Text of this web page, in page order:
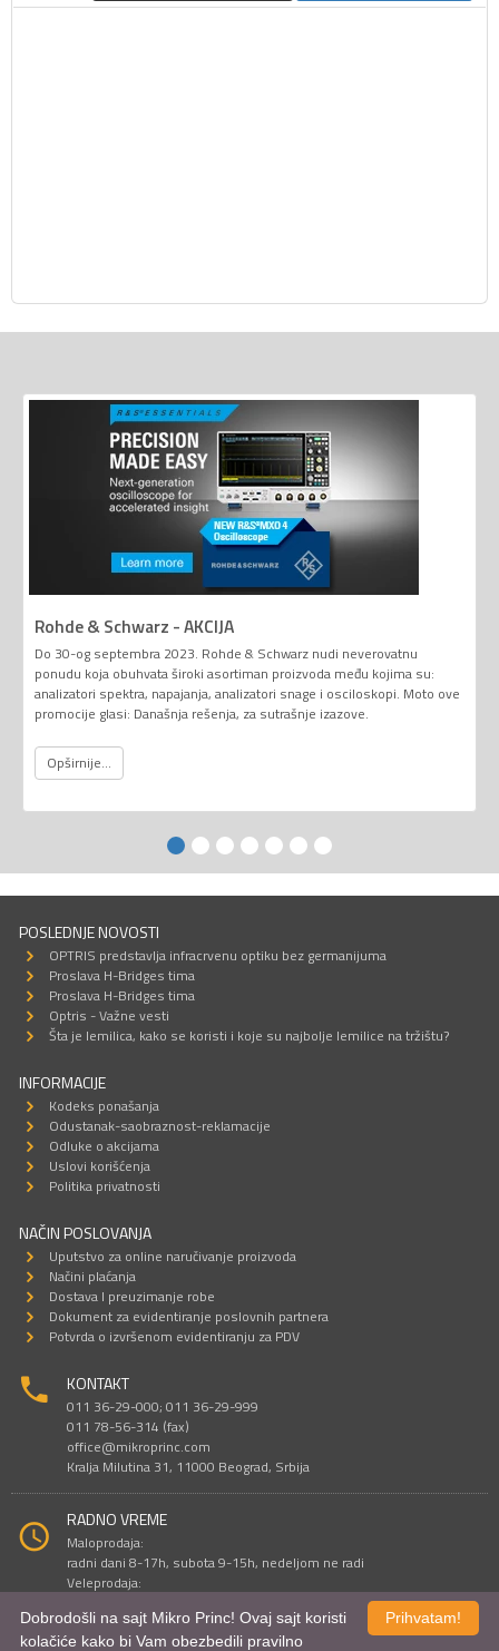
Rohde & Schwarz - AKCIJA
Do 30-og septembra 2023. Rohde & Schwarz nudi neverovatnu
ponudu koja obuhvata široki asortiman proizvoda među kojima su:
analizatori spektra, napajanja, analizatori snage i osciloskopi. Moto ove
promocije glasi: Današnja rešenja, za sutrašnje izazove.
Opširnije...
POSLEDNJE NOVOSTI
OPTRIS predstavlja infracrvenu optiku bez germanijuma
Proslava H-Bridges tima
Proslava H-Bridges tima
Optris - Važne vesti
Šta je lemilica, kako se koristi i koje su najbolje lemilice na tržištu?
INFORMACIJE
Kodeks ponašanja
Odustanak-saobraznost-reklamacije
Odluke o akcijama
Uslovi korišćenja
Politika privatnosti
NAČIN POSLOVANJA
Uputstvo za online naručivanje proizvoda
Načini plaćanja
Dostava I preuzimanje robe
Dokument za evidentiranje poslovnih partnera
Potvrda o izvršenom evidentiranju za PDV
KONTAKT
011 36-29-000; 011 36-29-999
011 78-56-314 (fax)
office@mikroprinc.com
Kralja Milutina 31, 11000 Beograd, Srbija
RADNO VREME
Maloprodaja:
radni dani 8-17h, subota 9-15h, nedeljom ne radi
Veleprodaja:
Prihvatam!
Dobrodošli na sajt Mikro Princ! Ovaj sajt koristi
kolačiće kako bi Vam obezbedili pravilno